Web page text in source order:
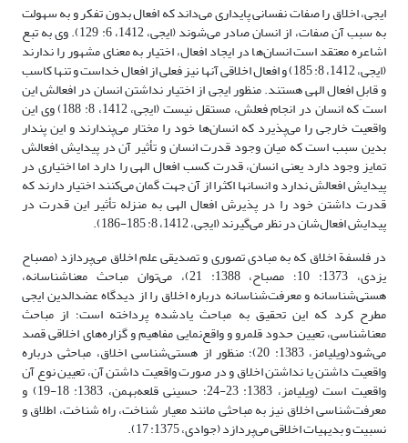
ایجی، اخلاق را صفات نفسانی پایداری می‌داند که افعال بدون تفکر و به سهولت
به سبب آن صفات، از انسان صادر می‌شوند (ایجی، 1412، 6: 129). وی به تبع
اشاعره معتقد است انسان‌ها در ایجاد افعال، اختیار به معنای مشهور را ندارند
(ایجی، 1412، 8: 185) و افعال اخلاقی آنها نیز فعلی از افعال خداست و تنها کاسب
و قابلِ افعال الهی هستند. منظور ایجی از اختیار نداشتن انسان در افعالش این
است که انسان در انجام فعلش، مستقل نیست (ایجی، 1412، 8: 188) وی این
واقعیت خارجی را می‌پذیرد که انسان‌ها خود را مختار می‌پندارند و این پندار
بدین سبب است که میان وجود قدرت انسان و تأثیر آن در پیدایش افعالش
تمایز وجود دارد یعنی انسان، قدرت کسب افعال الهی را دارد اما اختیاری در
پیدایش افعالش ندارد و انسانها اکثرا از آن جهت گمان می‌کنند اختیار دارند که
قدرت داشتن خود را در پذیرش افعال الهی به منزله تأثیر این قدرت در
پیدایش افعال‌شان در نظر می‌گیرند (ایجی، 1412، 8: 185-186).
در فلسفة اخلاق که به مبادی تصوری و تصدیقی علم اخلاق می‌پردازد (مصباح
یزدی، 1373: 10؛ مصباح، 1388: 21)، می‌توان مباحث معناشناسانه،
هستی‌‌شناسانه و معرفت‌شناسانه درباره اخلاق را از دیدگاه عضدالدین ایجی
مطرح کرد که این تحقیق به مباحث یادشده پرداخته است؛ از مباحث
معناشناسی، تعیین حدود قلمرو و واقع‌نمایی مفاهیم و گزاره‌های اخلاقی قصد
می‌شود(ویلیامز، 1383: 20)؛ منظور از هستی‌شناسی اخلاق، مباحثی درباره
واقعیت داشتن یا نداشتن اخلاق و در صورت واقعیت داشتن آن، تعیین نوع آن
واقعیت است (ویلیامز، 1383: 23-24؛ حسینی قلعه‌بهمن، 1383: 18-19) و
معرفت‌شناسی اخلاق نیز به مباحثی مانند معیار شناخت، راه شناخت، اطلاق و
نسبیت و بدیهیات اخلاقی می‌پردازد (جوادی، 1375: 17).